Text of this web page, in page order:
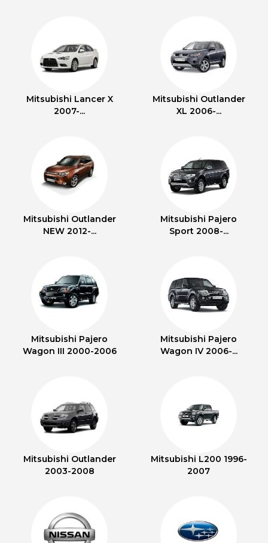
Mitsubishi Lancer X
2007-...
Mitsubishi Outlander
XL 2006-...
Mitsubishi Outlander
NEW 2012-...
Mitsubishi Pajero
Sport 2008-...
Mitsubishi Pajero
Wagon III 2000-2006
Mitsubishi Pajero
Wagon IV 2006-...
Mitsubishi Outlander
2003-2008
Mitsubishi L200 1996-
2007